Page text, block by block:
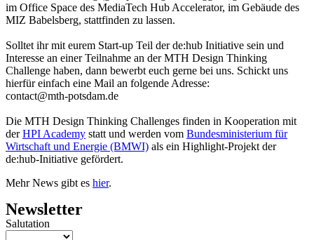
im Office Space des MediaTech Hub Accelerator, im Gebäude des
MIZ Babelsberg, stattfinden zu lassen.
Solltet ihr mit eurem Start-up Teil der de:hub Initiative sein und
Interesse an einer Teilnahme an der MTH Design Thinking
Challenge haben, dann bewerbt euch gerne bei uns. Schickt uns
hierfür einfach eine Mail an folgende Adresse:
contact@mth-potsdam.de
Die MTH Design Thinking Challenges finden in Kooperation mit
derHPI Academy statt und werden vom Bundesministerium für
Wirtschaft und Energie (BMWI) als ein Highlight-Projekt der
de:hub-Initiative gefördert.
Mehr News gibt es hier.
Newsletter
Salutation